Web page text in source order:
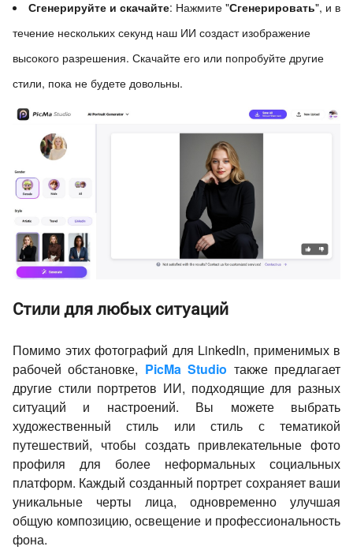
Сгенерируйте и скачайте: Нажмите "Сгенерировать", и в
течение нескольких секунд наш ИИ создаст изображение
высокого разрешения. Скачайте его или попробуйте другие
стили, пока не будете довольны.
Стили для любых ситуаций
Помимо этих фотографий для LinkedIn, применимых в
рабочей обстановке, PicMa Studio также предлагает
другие стили портретов ИИ, подходящие для разных
ситуаций и настроений. Вы можете выбрать
художественный стиль или стиль с тематикой
путешествий, чтобы создать привлекательные фото
профиля для более неформальных социальных
платформ. Каждый созданный портрет сохраняет ваши
уникальные черты лица, одновременно улучшая
общую композицию, освещение и профессиональность
фона.